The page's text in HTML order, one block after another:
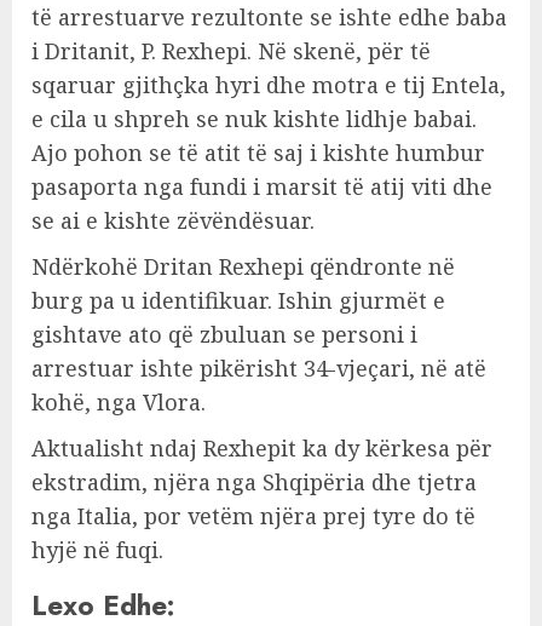
të arrestuarve rezultonte se ishte edhe baba
i Dritanit, P. Rexhepi. Në skenë, për të
sqaruar gjithçka hyri dhe motra e tij Entela,
e cila u shpreh se nuk kishte lidhje babai.
Ajo pohon se të atit të saj i kishte humbur
pasaporta nga fundi i marsit të atij viti dhe
se ai e kishte zëvëndësuar.
Ndërkohë Dritan Rexhepi qëndronte në
burg pa u identifikuar. Ishin gjurmët e
gishtave ato që zbuluan se personi i
arrestuar ishte pikërisht 34-vjeçari, në atë
kohë, nga Vlora.
Aktualisht ndaj Rexhepit ka dy kërkesa për
ekstradim, njëra nga Shqipëria dhe tjetra
nga Italia, por vetëm njëra prej tyre do të
hyjë në fuqi.
Lexo Edhe: